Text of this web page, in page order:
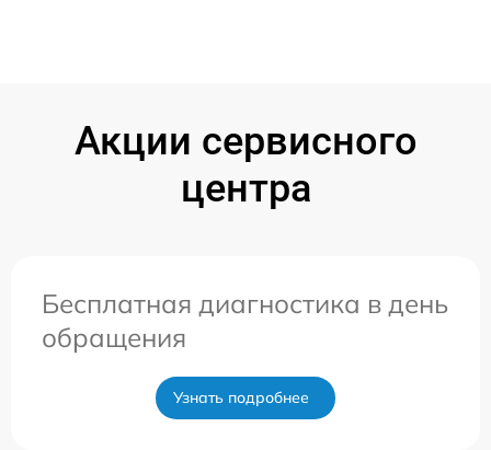
Акции сервисного
центра
Бесплатная диагностика в день
обращения
Узнать подробнее